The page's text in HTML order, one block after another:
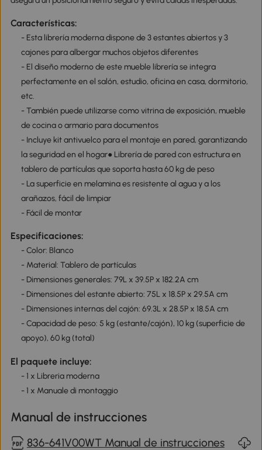
Características:
- Esta librería moderna dispone de 3 estantes abiertos y 3
cajones para albergar muchos objetos diferentes
- El diseño moderno de este mueble librería se integra
perfectamente en el salón, estudio, oficina en casa, dormitorio,
etc.
- También puede utilizarse como vitrina de exposición, mueble
de cocina o armario para documentos
- Incluye kit antivuelco para el montaje en pared, garantizando
la seguridad en el hogar● Librería de pared con estructura en
tablero de partículas que soporta hasta 60 kg de peso
- La superficie en melamina es resistente al agua y a los
arañazos, fácil de limpiar
- Fácil de montar
Especificaciones:
- Color: Blanco
- Material: Tablero de partículas
- Dimensiones generales: 79L x 39.5P x 182.2A cm
- Dimensiones del estante abierto: 75L x 18.5P x 29.5A cm
- Dimensiones internas del cajón: 69.3L x 28.5P x 18.5A cm
- Capacidad de peso: 5 kg (estante/cajón), 10 kg (superficie de
apoyo), 60 kg (total)
El paquete incluye:
- 1 x Libreria moderna
- 1 x Manuale di montaggio
Manual de instrucciones
836-641V00WT Manual de instrucciones